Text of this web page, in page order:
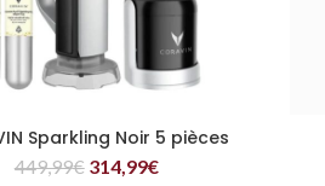
LIRE LA SUITE
Sparkling Noir 5 pièces
449,99€ 314,99€